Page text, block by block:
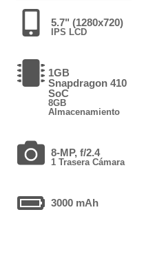
5.7" (1280x720)
IPS LCD
1GB
Snapdragon 410
SoC
8GB
Almacenamiento
8-MP, f/2.4
1 Trasera Cámara
3000 mAh